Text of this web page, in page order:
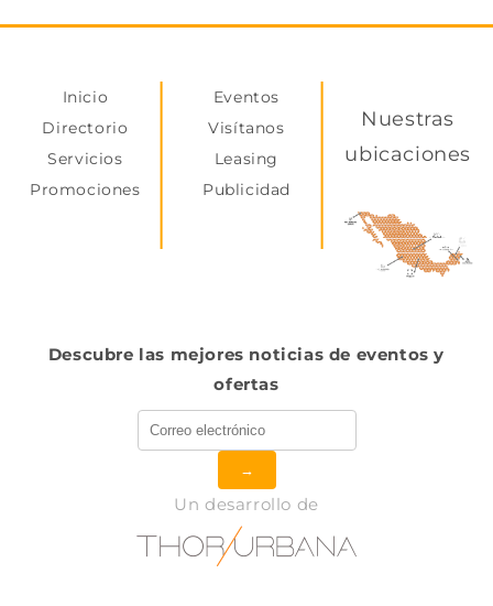
Inicio
Directorio
Servicios
Promociones
Eventos
Visítanos
Leasing
Publicidad
Nuestras
ubicaciones
Descubre las mejores noticias de eventos y
ofertas
→
Un desarrollo de